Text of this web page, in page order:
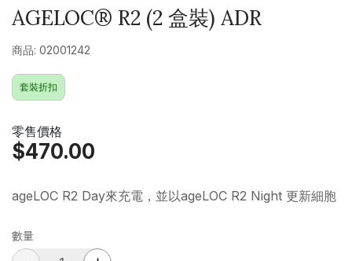
AGELOC® R2 (2 盒裝) ADR
商品: 02001242
套裝折扣
零售價格
$470.00
ageLOC R2 Day來充電，並以ageLOC R2 Night 更新細胞
數量